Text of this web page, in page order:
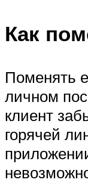
Как
Поменять
личном
клиент
горячей